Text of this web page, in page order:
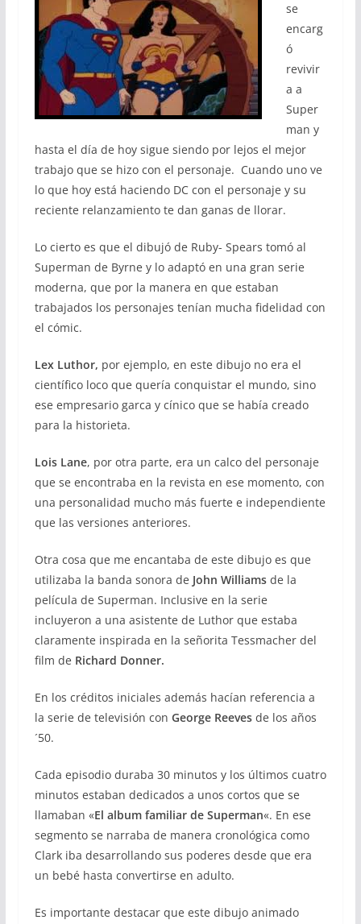
se
encarg
ó
revivir
a a
Super
man y
hasta el día de hoy sigue siendo por lejos el mejor
trabajo que se hizo con el personaje. Cuando uno ve
lo que hoy está haciendo DC con el personaje y su
reciente relanzamiento te dan ganas de llorar.
Lo cierto es que el dibujó de Ruby- Spears tomó al
Superman de Byrne y lo adaptó en una gran serie
moderna, que por la manera en que estaban
trabajados los personajes tenían mucha fidelidad con
el cómic.
Lex Luthor, por ejemplo, en este dibujo no era el
científico loco que quería conquistar el mundo, sino
ese empresario garca y cínico que se había creado
para la historieta.
Lois Lane, por otra parte, era un calco del personaje
que se encontraba en la revista en ese momento, con
una personalidad mucho más fuerte e independiente
que las versiones anteriores.
Otra cosa que me encantaba de este dibujo es que
utilizaba la banda sonora de John Williams de la
película de Superman. Inclusive en la serie
incluyeron a una asistente de Luthor que estaba
claramente inspirada en la señorita Tessmacher del
film de Richard Donner.
En los créditos iniciales además hacían referencia a
la serie de televisión con George Reevesde los años
´50.
Cada episodio duraba 30 minutos y los últimos cuatro
minutos estaban dedicados a unos cortos que se
llamaban «El album familiar de Superman«. En ese
segmento se narraba de manera cronológica como
Clark iba desarrollando sus poderes desde que era
un bebé hasta convertirse en adulto.
Es importante destacar que este dibujo animado